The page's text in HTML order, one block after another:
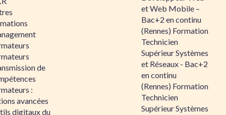
de
:
avancées
digitaux du
et Web Mobile –
Bac+2 en continu
(Rennes) Formation
Technicien
Supérieur Systèmes
et Réseaux - Bac+2
en continu
(Rennes) Formation
Technicien
Supérieur Systèmes